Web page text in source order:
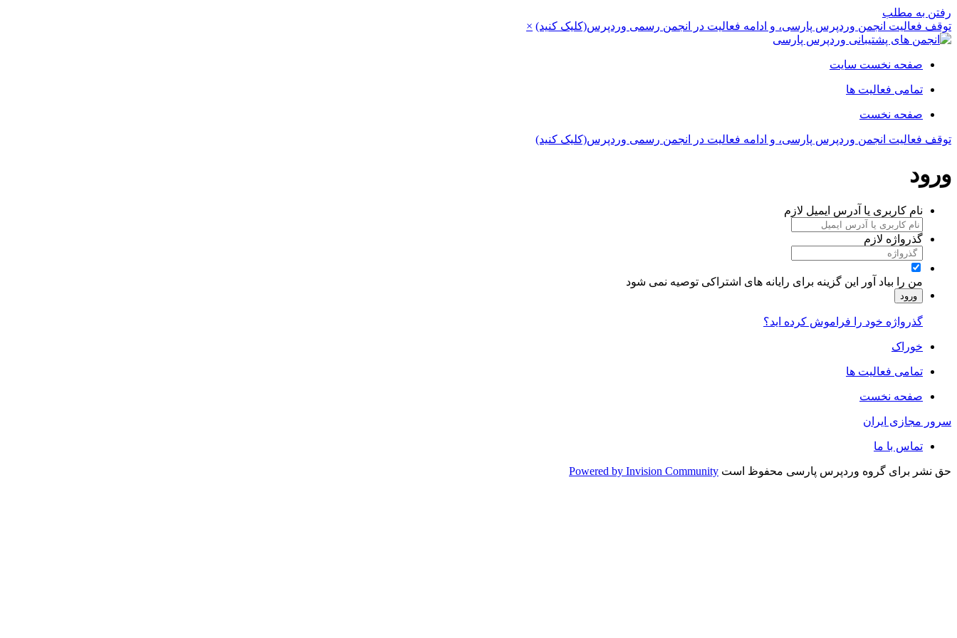
رفتن به مطلب
توقف فعالیت انجمن وردپرس پارسی، و ادامه فعالیت در انجمن رسمی وردپرس(کلیک کنید) ×
صفحه نخست سایت
تمامی فعالیت ها
صفحه نخست
توقف فعالیت انجمن وردپرس پارسی، و ادامه فعالیت در انجمن رسمی وردپرس(کلیک کنید)
ورود
نام کاربری یا آدرس ایمیل لازم
گذرواژه لازم
من را بیاد آور این گزینه برای رایانه های اشتراکی توصیه نمی شود
ورود
گذرواژه خود را فراموش کرده اید؟
خوراک
تمامی فعالیت ها
صفحه نخست
سرور مجازی ایران
تماس با ما
حق نشر برای گروه وردپرس پارسی محفوظ است Powered by Invision Community